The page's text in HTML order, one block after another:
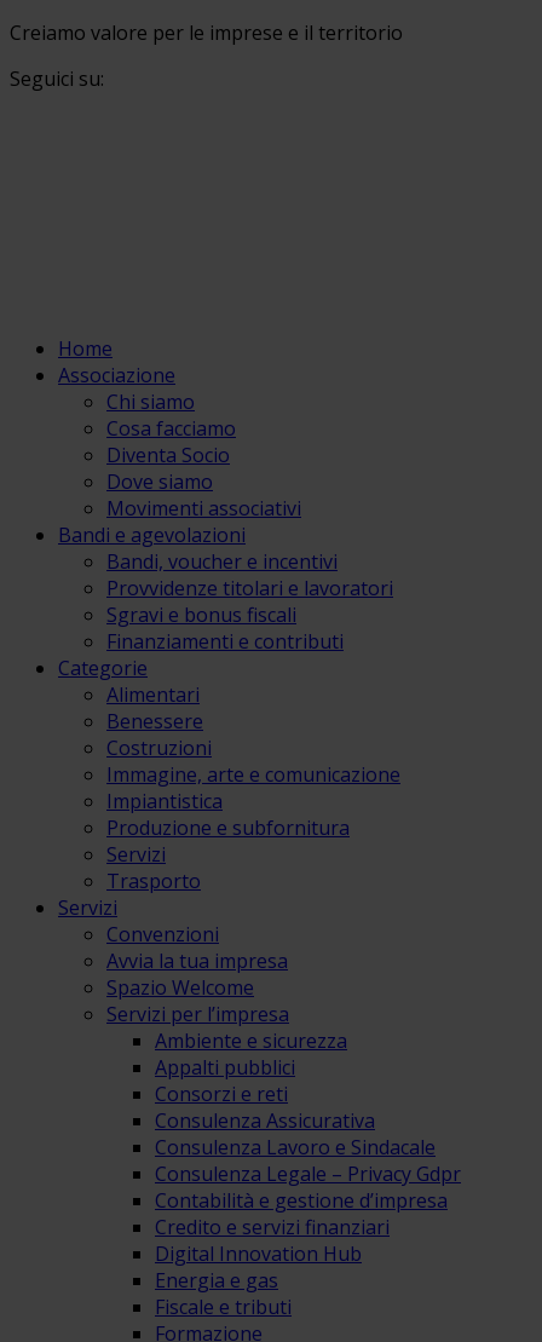
Creiamo valore per le imprese e il territorio
Seguici su:
Home
Associazione
Chi siamo
Cosa facciamo
Diventa Socio
Dove siamo
Movimenti associativi
Bandi e agevolazioni
Bandi, voucher e incentivi
Provvidenze titolari e lavoratori
Sgravi e bonus fiscali
Finanziamenti e contributi
Categorie
Alimentari
Benessere
Costruzioni
Immagine, arte e comunicazione
Impiantistica
Produzione e subfornitura
Servizi
Trasporto
Servizi
Convenzioni
Avvia la tua impresa
Spazio Welcome
Servizi per l’impresa
Ambiente e sicurezza
Appalti pubblici
Consorzi e reti
Consulenza Assicurativa
Consulenza Lavoro e Sindacale
Consulenza Legale – Privacy Gdpr
Contabilità e gestione d’impresa
Credito e servizi finanziari
Digital Innovation Hub
Energia e gas
Fiscale e tributi
Formazione